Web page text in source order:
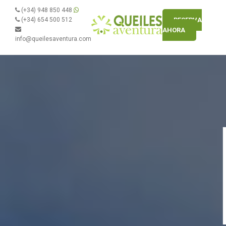
(+34) 948 850 448
(+34) 654 500 512
info@queilesaventura.com
RESERVA
AHORA